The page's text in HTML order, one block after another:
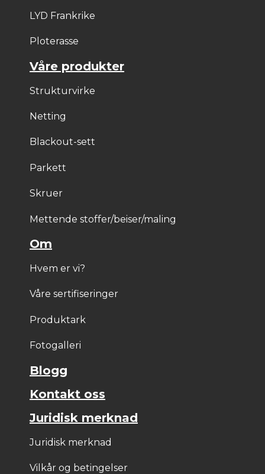
LYD Frankrike
Ploterasse
Våre produkter
Strukturvirke
Netting
Blackout-sett
Parkett
Skruer
Mettende stoffer/beiser/maling
Om
Hvem er vi?
Våre sertifiseringer
Produktark
Fotogalleri
Blogg
Kontakt oss
Juridisk merknad
Juridisk merknad
Vilkår og betingelser